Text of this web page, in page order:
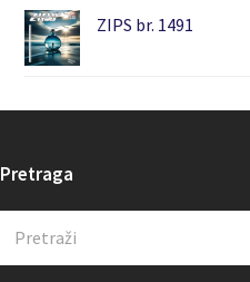
ZIPS br. 1491
Pretraga